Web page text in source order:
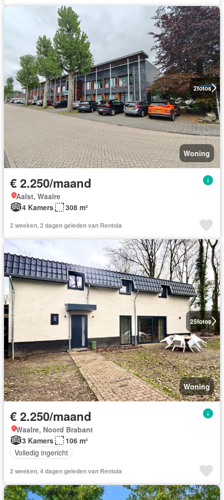
2fotos
Woning
€ 2.250/maand
Aalst, Waalre
4 Kamers
308 m²
2 weeken, 2 dagen geleden van Rentola
25fotos
Woning
€ 2.250/maand
Waalre, Noord Brabant
3 Kamers
106 m²
Volledig ingericht
2 weeken, 4 dagen geleden van Rentola